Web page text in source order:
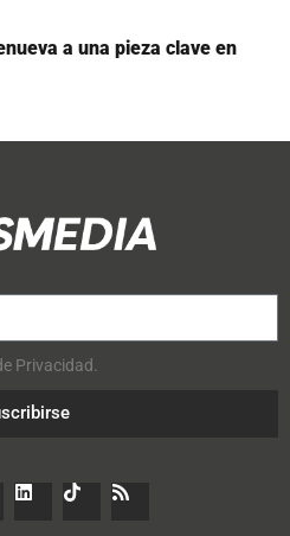
a una pieza clave en
Privacidad.